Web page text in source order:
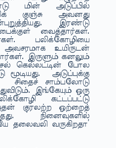
மின் அடுப்பில்
குஞ்சு அவனது
இரண்டு
வைத்தார்கள்.
பலிக்கோழியை
அவசரமாக உயிருடன்
இருளும் கனலும்
கெல்லட்டின் போல
மூடியது. அடுப்புக்கு
சிதைச் சாம்பலோடு
இங்கேயும் ஒரு
கட்டப்பட்டு
குரலற்ற ஒற்றைத்
‘ நினைவுகளில்
தலைவலி வருகிறதா’